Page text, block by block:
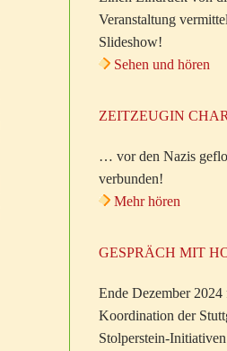
Veranstaltung
Slideshow!
Sehen und hören
ZEITZEUGIN
… vor den Nazis
verbunden!
Mehr hören
GESPRÄCH MIT
Ende Dezember 2024
Koordination der
Stolperstein-